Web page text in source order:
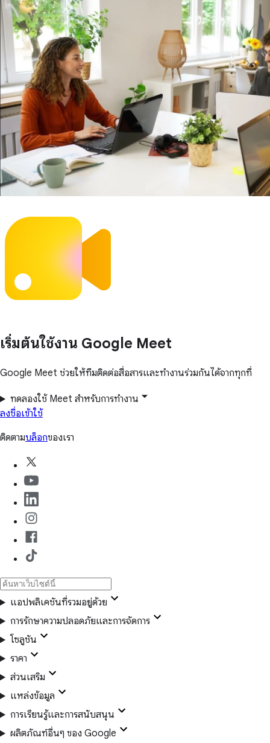
เริ่มต้นใช้งาน Google Meet
Google Meet ช่วยให้ทีมติดต่อสื่อสารและทำงานร่วมกันได้จากทุกที่
ทดลองใช้ Meet สำหรับการทำงาน
ลงชื่อเข้าใช้
ติดตามบล็อกของเรา
แอปพลิเคชันที่รวมอยู่ด้วย
การรักษาความปลอดภัยและการจัดการ
โซลูชัน
ราคา
ส่วนเสริม
แหล่งข้อมูล
การเรียนรู้และการสนับสนุน
ผลิตภัณฑ์อื่นๆ ของ Google